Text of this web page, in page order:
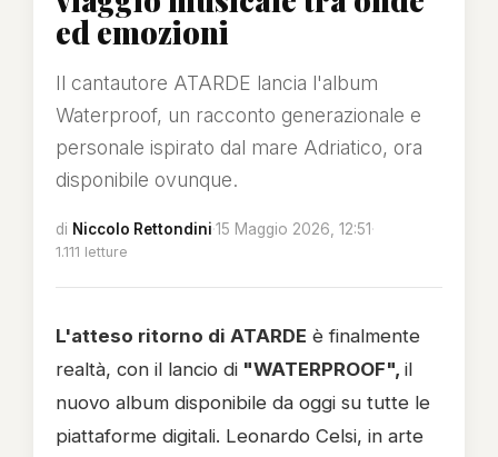
ed emozioni
Il cantautore ATARDE lancia l'album
Waterproof, un racconto generazionale e
personale ispirato dal mare Adriatico, ora
disponibile ovunque.
di Niccolo Rettondini·15 Maggio 2026, 12:51·
1.111 letture
L'atteso ritorno di ATARDE è finalmente
realtà, con il lancio di "WATERPROOF", il
nuovo album disponibile da oggi su tutte le
piattaforme digitali. Leonardo Celsi, in arte